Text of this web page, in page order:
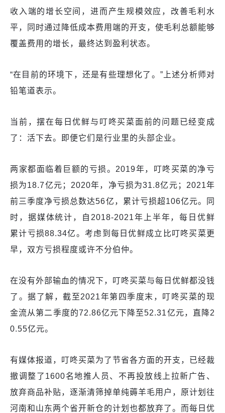
收入端的增长空间，进而产生规模效应，改善毛利水
平，同时通过降低成本费用端的开支，使毛利总额能够
覆盖费用的增长，最终达到盈利状态。
“在目前的环境下，还是有些理想化了。”上述分析师对
铅笔道表示。
当前，摆在每日优鲜与叮咚买菜面前的问题已经变成
了：活下去。即便它们是行业里的头部企业。
两家都面临着巨额的亏损。2019年，叮咚买菜的净亏
损为18.7亿元；2020年，净亏损为31.8亿元；2021年
前三季度净亏损总数达56亿，累计亏损超106亿元。同
时，据媒体统计，自2018-2021年上半年，每日优鲜
累计亏损88.34亿。考虑到每日优鲜成立比叮咚买菜更
早，双方亏损程度或许不分伯仲。
在没有外部输血的情况下，叮咚买菜与每日优鲜都没钱
了。据了解，截至2021年第四季度末，叮咚买菜的现
金流从第二季度的72.86亿元下降至52.31亿元，直降2
0.55亿元。
有媒体报道，叮咚买菜为了节省各方面的开支，已经裁
撤调整了1600名地推人员、不再投放线上拉新广告、
放弃商品补贴，逐渐清筛掉单纯薅羊毛用户，原计划往
河南和山东两个省开新仓的计划也都放弃了。而每日优